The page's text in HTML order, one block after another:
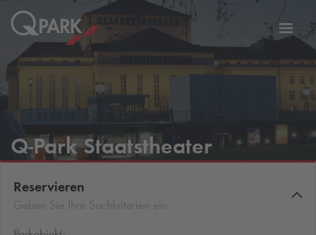
Zur
Q-ParkStaatstheater
Reservieren